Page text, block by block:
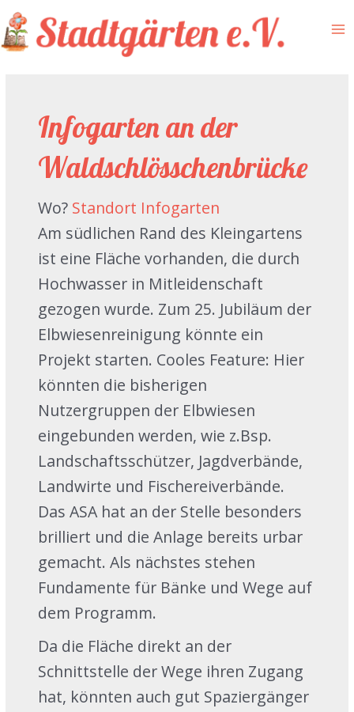
Zum
Inhalt
springen
Infogarten an der
Waldschlösschenbrücke
Wo? Standort Infogarten
Am südlichen Rand des Kleingartens
ist eine Fläche vorhanden, die durch
Hochwasser in Mitleidenschaft
gezogen wurde. Zum 25. Jubiläum der
Elbwiesenreinigung könnte ein
Projekt starten. Cooles Feature: Hier
könnten die bisherigen
Nutzergruppen der Elbwiesen
eingebunden werden, wie z.Bsp.
Landschaftsschützer, Jagdverbände,
Landwirte und Fischereiverbände.
Das ASA hat an der Stelle besonders
brilliert und die Anlage bereits urbar
gemacht. Als nächstes stehen
Fundamente für Bänke und Wege auf
dem Programm.
Da die Fläche direkt an der
Schnittstelle der Wege ihren Zugang
hat, könnten auch gut Spaziergänger